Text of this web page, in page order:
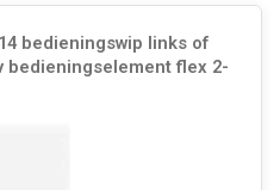
bedieningswip links of
flex 2-